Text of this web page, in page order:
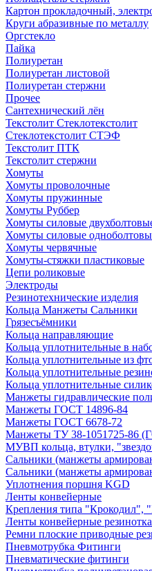
Картон прокладочный,
Круги абразивные по металлу
Оргстекло
Пайка
Полиуретан
Полиуретан листовой
Полиуретан стержни
Прочее
Сантехнический лён
Текстолит Стеклотекстолит
Стеклотекстолит СТЭФ
Текстолит ПТК
Текстолит стержни
Хомуты
Хомуты проволочные
Хомуты пружинные
Хомуты Руббер
Хомуты силовые
Хомуты силовые
Хомуты червячные
Хомуты-стяжки пластиковые
Цепи роликовые
Электроды
Резинотехнические изделия
Кольца Манжеты Сальники
Грязесъёмники
Кольца направляющие
Кольца уплотнительные в
Кольца уплотнительные из
Кольца уплотнительные
Кольца уплотнительные
Манжеты гидравлические
Манжеты ГОСТ 14896-84
Манжеты ГОСТ 6678-72
Манжеты ТУ 38-1051725-86
МУВП кольца, втулки,
Сальники (манжеты
Сальники (манжеты
Уплотнения поршня KGD
Ленты конвейерные
Крепления типа
Ленты конвейерные
Ремни плоские приводные
Пневмотрубка Фитинги
Пневматические фитинги